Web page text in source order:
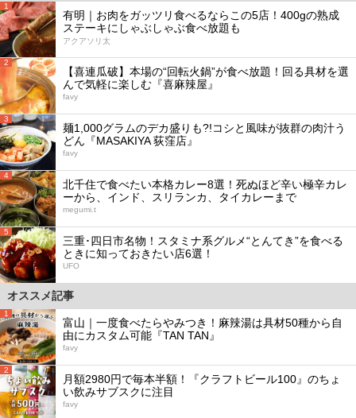
1
有明｜お肉をガッツリ食べるならこの5店！400gの熟成
ステーキにしゃぶしゃぶ食べ放題も
アクアソリ太
2
【喜連瓜破】本場の“回転火鍋”が食べ放題！回る具材を選
んで気軽に楽しむ『喜麻辣屋』
favy
3
麺1,000グラムのデカ盛りも?!コシと風味が抜群の肉汁う
どん『MASAKIYA 荻窪店』
favy
4
北千住で食べたい本格カレー8選！死ぬほど辛い極辛カレ
ーから、インド、スリランカ、タイカレーまで
megumi.t
5
三重･四日市名物！スタミナ系グルメ“とんてき”を食べる
ときに知っておきたい店6選！
UFO
オススメ記事
1
富山｜一度食べたらやみつき！麻辣湯は具材50種から自
由にカスタム可能『TAN TAN』
favy
2
月額2980円で毎本半額！『クラフトビール100』のちょ
い飲みサブスクに注目
favy